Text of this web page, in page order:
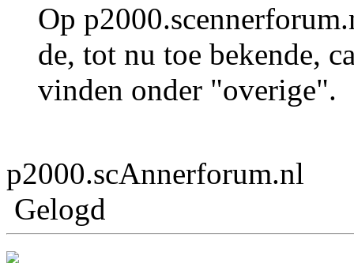
Op
de, tot nu toe bekende,
vinden onder "overige".
p2000.scAnnerforum.nl
Gelogd